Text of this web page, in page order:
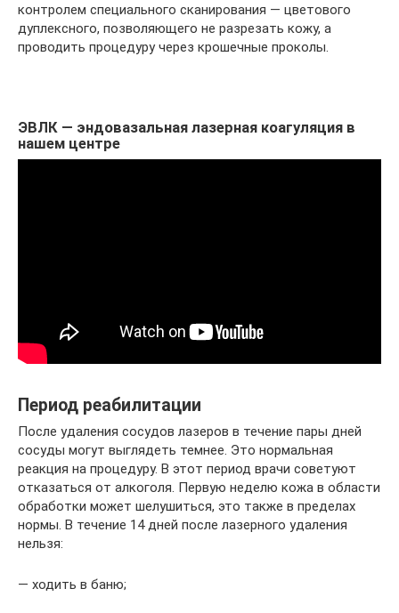
контролем специального сканирования — цветового
дуплексного, позволяющего не разрезать кожу, а
проводить процедуру через крошечные проколы.
ЭВЛК — эндовазальная лазерная коагуляция в
нашем центре
Период реабилитации
После удаления сосудов лазеров в течение пары дней
сосуды могут выглядеть темнее. Это нормальная
реакция на процедуру. В этот период врачи советуют
отказаться от алкоголя. Первую неделю кожа в области
обработки может шелушиться, это также в пределах
нормы. В течение 14 дней после лазерного удаления
нельзя:
— ходить в баню;